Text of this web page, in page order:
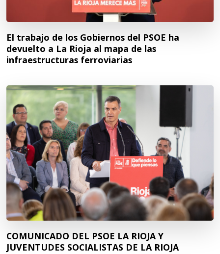
El trabajo de los Gobiernos del PSOE ha
devuelto a La Rioja al mapa de las
infraestructuras ferroviarias
COMUNICADO DEL PSOE LA RIOJA Y
JUVENTUDES SOCIALISTAS DE LA RIOJA